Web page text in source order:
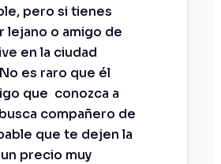
pero si tienes
lejano o amigo de
en la ciudad
es raro que él
que conozca a
compañero de
que te dejen la
precio muy